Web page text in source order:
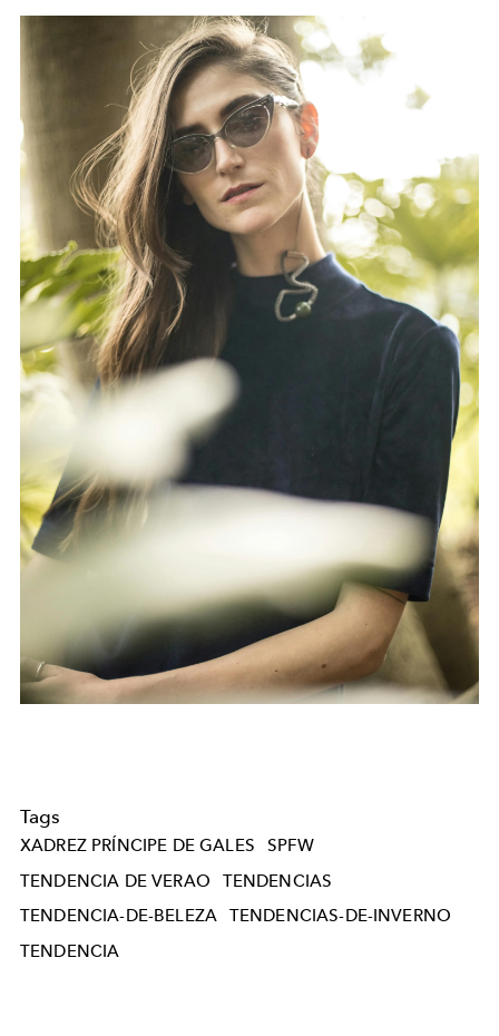
Tags
XADREZ PRÍNCIPE DE GALES
SPFW
TENDENCIA DE VERAO
TENDENCIAS
TENDENCIA-DE-BELEZA
TENDENCIAS-DE-INVERNO
TENDENCIA